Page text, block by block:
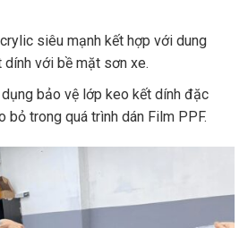
siêu mạnh kết hợp với dung
với bề mặt sơn xe.
bảo vệ lớp keo kết dính đặc
bỏ trong quá trình dán Film PPF.